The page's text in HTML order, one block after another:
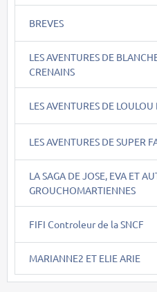
BREVES
LES AVENTURES DE
CRENAINS
LES AVENTURES DE
LES AVENTURES DE SUPER
LA SAGA DE JOSE, EVA ET
GROUCHOMARTIENNES
FIFI Controleur de la SNCF
MARIANNE2 ET ELIE ARIE